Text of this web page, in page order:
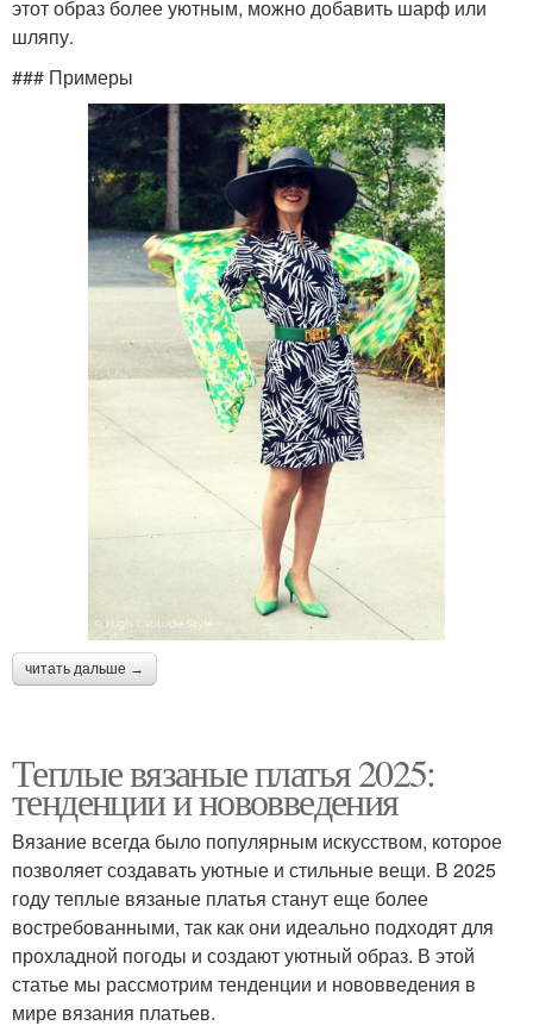
этот образ более уютным, можно добавить шарф или
шляпу.
### Примеры
читать дальше →
Теплые вязаные платья 2025:
тенденции и нововведения
Вязание всегда было популярным искусством, которое
позволяет создавать уютные и стильные вещи. В 2025
году теплые вязаные платья станут еще более
востребованными, так как они идеально подходят для
прохладной погоды и создают уютный образ. В этой
статье мы рассмотрим тенденции и нововведения в
мире вязания платьев.